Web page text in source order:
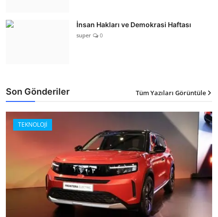
İnsan Hakları ve Demokrasi Haftası
super 0
Son Gönderiler Tüm Yazıları Görüntüle
TEKNOLOJİ